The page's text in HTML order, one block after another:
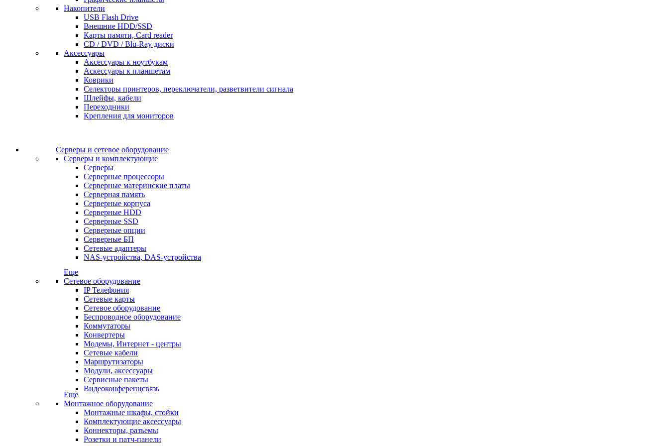
Накопители
USB Flash Drive
Внешние HDD/SSD
Карты памяти, Card reader
CD / DVD / Blu-Ray диски
Аксессуары
Аксессуары к ноутбукам
Аскессуары к планшетам
Коврики
Селекторы принтеров, переключатели, разветвители сигнала
Шлейфы, кабели
Переходники
Крепления для мониторов
Серверы и сетевое оборудование
Серверы и комплектующие
Серверы
Серверные процессоры
Серверные материнские платы
Серверная память
Серверные корпуса
Серверные HDD
Серверные SSD
Серверные опции
Серверные БП
Сетевые адаптеры
NAS-устройства, DAS-устройства
Еще
Сетевое оборудование
IP Телефония
Сетевые карты
Сетевое оборудование
Беспроводное оборудование
Коммутаторы
Конвертеры
Модемы, Интернет - центры
Сетевые кабели
Маршрутизаторы
Модули, аксессуары
Сервисные пакеты
Видеоконференцсвязь
Еще
Монтажное оборудование
Монтажные шкафы, стойки
Комплектующие аксессуары
Коннекторы, разъемы
Розетки и патч-панели